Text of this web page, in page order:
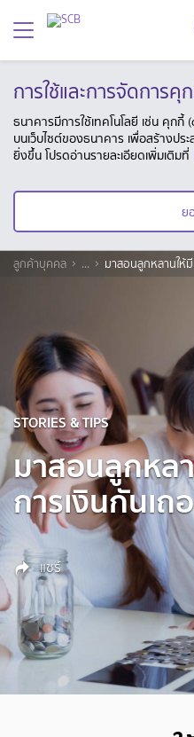
การใช้และการจัดการคุ
ธนาคารมีการใช้เทคโนโลยี เช่น คุกกี้
บนเว็บไซต์ของธนาคาร เพื่อสร้างปร
ยิ่งขึ้น โปรดอ่านรายละเอียดเพิ่มเติมที่
ย
ลูกค้าบุคคล ... มาสอนลูกหลานให้
STORIES & TIPS
มาสอนลูกหล
การเงินกันเถ
แชร์